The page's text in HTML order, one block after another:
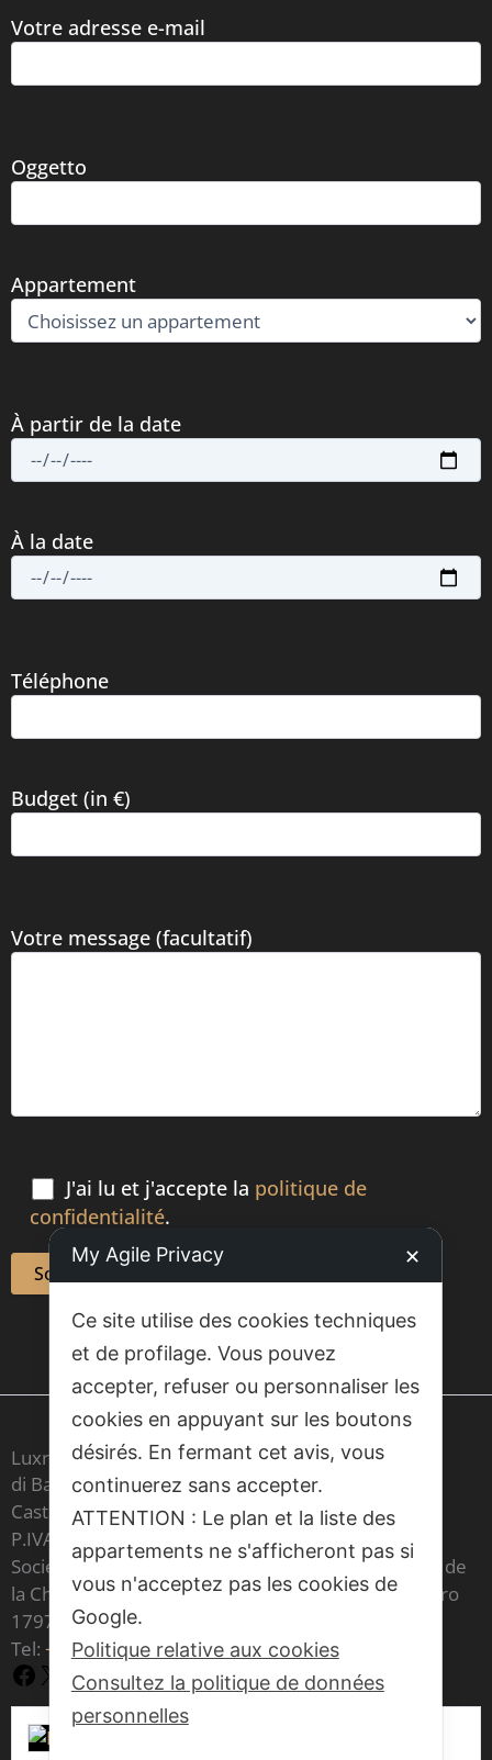
Votre adresse e-mail
Oggetto
Appartement
À partir de la date
À la date
Téléphone
Budget (in €)
Votre message (facultatif)
J'ai lu et j'accepte la politique de
confidentialité.
Luxrest Venice sas
di Barbara Cristina Maria Carron & C,
Castello 6604 - 30122 Venezia
P.IVA IT 03541970277
Société inscrite au registre des agents immobiliers de
la Chambre de commerce de Venise sous le numéro
1797
Tel: +39 377 70 86 073
Facebook
X YouTube
My Agile Privacy ✕
Ce site utilise des cookies techniques
et de profilage. Vous pouvez
accepter, refuser ou personnaliser les
cookies en appuyant sur les boutons
désirés. En fermant cet avis, vous
continuerez sans accepter.
ATTENTION : Le plan et la liste des
appartements ne s'afficheront pas si
vous n'acceptez pas les cookies de
Google.
Politique relative aux cookies
Consultez la politique de données
personnelles